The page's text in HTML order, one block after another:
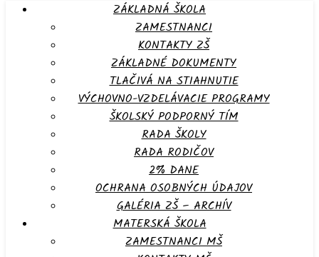
ZÁKLADNÁ ŠKOLA
ZAMESTNANCI
KONTAKTY ZŠ
ZÁKLADNÉ DOKUMENTY
TLAČIVÁ NA STIAHNUTIE
VÝCHOVNO-VZDELÁVACIE PROGRAMY
ŠKOLSKÝ PODPORNÝ TÍM
RADA ŠKOLY
RADA RODIČOV
2% DANE
OCHRANA OSOBNÝCH ÚDAJOV
GALÉRIA ZŠ – ARCHÍV
MATERSKÁ ŠKOLA
ZAMESTNANCI MŠ